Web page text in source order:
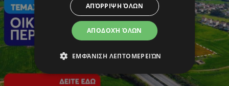
ΑΠΟΔΟΧΉ ΌΛΩΝ
ΑΠΌΡΡΙΨΗ ΌΛΩΝ
ΕΜΦΆΝΙΣΗ ΛΕΠΤΟΜΕΡΕΙΏΝ